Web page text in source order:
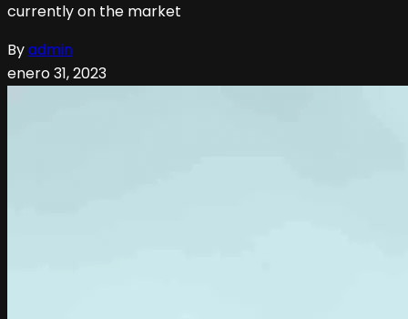
currently on the market
Byadmin
enero 31, 2023